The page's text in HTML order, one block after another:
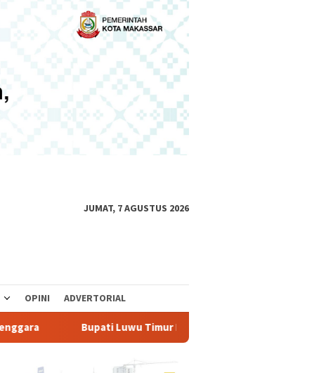
JUMAT, 7 AGUSTUS 2026
OPINI ADVERTORIAL
Bupati Luwu Timur Pastikan PDSK PSN IHIP Utamakan Hak